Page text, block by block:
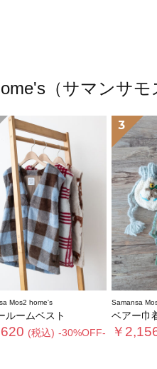
（サマンサ
Mos2 home's
ルームベスト
(税込) -30%OFF-
3
Samansa
ベアー巾
￥